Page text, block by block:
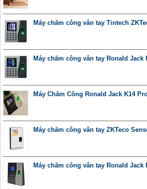
Máy chấm công vân tay Tintech
Máy chấm công vân tay Ronald Jack
Máy Chấm Công Ronald Jack K14
Máy chấm công vân tay ZKTeco
Máy chấm công vân tay Ronald Jack